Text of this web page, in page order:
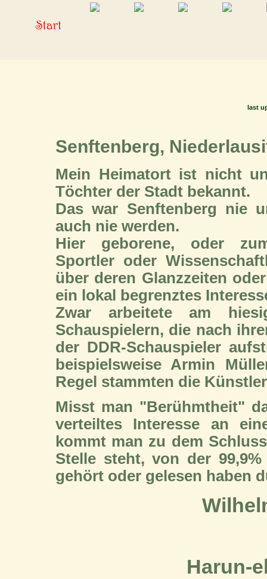
last
Senftenberg,
Mein Heimatort ist nicht
Töchter der Stadt bekannt.
Das war Senftenberg nie
auch nie werden.
Hier geborene, oder
Sportler oder
über deren Glanzzeiten
ein lokal begrenztes
Zwar arbeitete am
Schauspielern, die nach
der DDR-Schauspieler
beispielsweise Armin
Regel stammten die
Misst man "Berühmtheit"
verteiltes Interesse an
kommt man zu dem
Stelle steht, von der
gehört oder gelesen haben
Harun-